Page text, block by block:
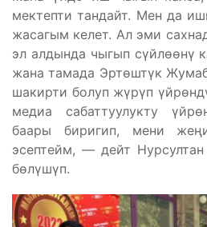
мектепти тандайт. Мен да
жасагым келет. Ал эми
эл алдында чыгып сүйлөөнү
жана тамада Эртөштүк
шакирти болуп жүрүп
медиа сабаттуулукту
баары биригип, мени
эсептейм, — дейт
бөлүшүп.